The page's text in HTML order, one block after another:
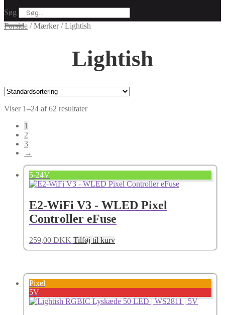
Søg
Forside /Mærker/Lightish
Lightish
Viser 1–24 af 62 resultater
1
2
3
→
5-24V
E2-WiFi V3 - WLED Pixel
Controller eFuse
259,00 DKK Tilføj til kurv
Pixel
5V